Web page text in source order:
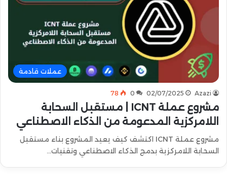
عملات قادمة
Azazi
02/07/2025
0
78
مشروع عملة ICNT | مستقبل السحابة
اللامركزية المدعومة من الذكاء الاصطناعي
مشروع عملة ICNT اكتشف كيف يعيد المشروع بناء مستقبل
السحابة اللامركزية بدمج الذكاء الاصطناعي وتقنيات…